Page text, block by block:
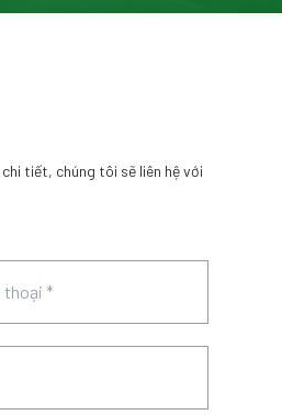
tiết, chúng tôi sẽ liên hệ với